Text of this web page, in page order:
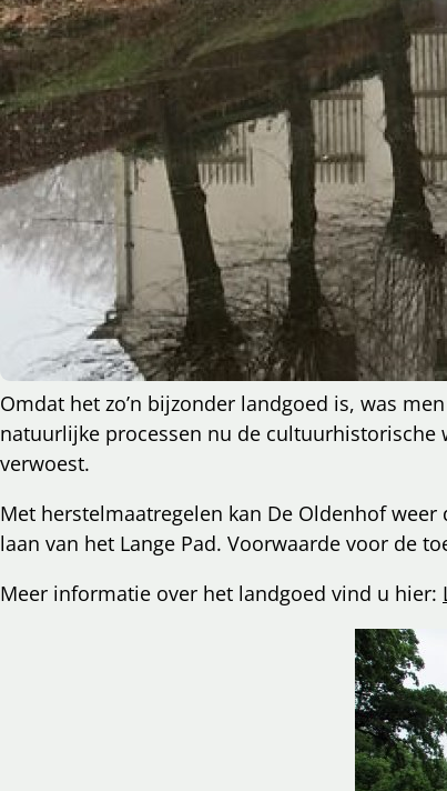
Omdat het zo’n bijzonder landgoed is, was
natuurlijke processen nu de
verwoest.
Met herstelmaatregelen kan De Oldenhof
laan van het Lange Pad. Voorwaarde voor de
Meer informatie over het landgoed vind u hier: